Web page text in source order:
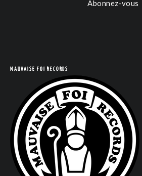
Abonnez-vous
MAUVAISE FOI RECORDS